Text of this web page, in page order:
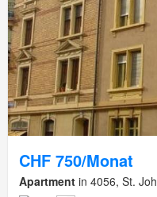
CHF 750/Monat
Apartment in 4056, St.